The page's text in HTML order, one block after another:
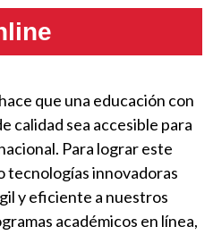
que una educación con
calidad sea accesible para
Para lograr este
tecnologías innovadoras
y eficiente a nuestros
académicos en línea,